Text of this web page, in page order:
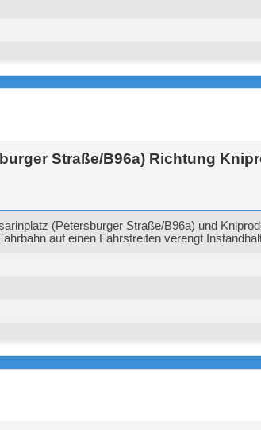
Straße/B96a) Richtung
(Petersburger Straße/B96a) und
auf einen Fahrstreifen verengt